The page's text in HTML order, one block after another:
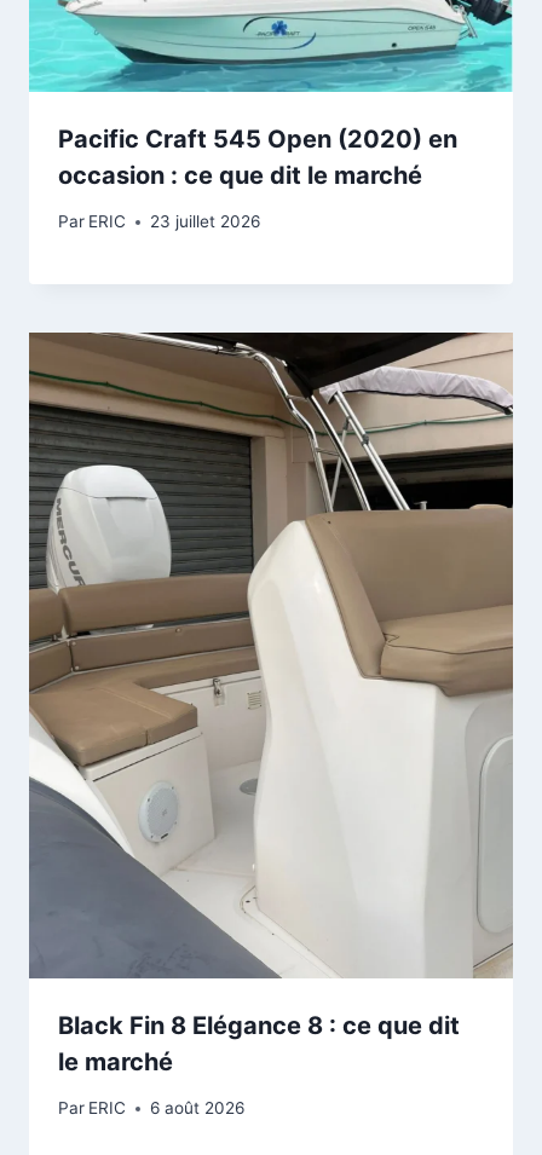
Pacific Craft 545 Open (2020) en
occasion : ce que dit le marché
Par ERIC 23 juillet 2026
Black Fin 8 Elégance 8 : ce que dit
le marché
Par ERIC 6 août 2026